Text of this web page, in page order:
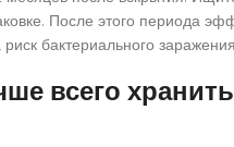
После этого периода
бактериального
всего